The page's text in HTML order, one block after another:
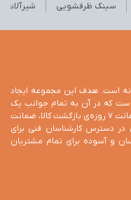
سینک ظرفشویی شیرآلات
است. هدف این مجموعه ایجاد
که در آن به تمام جوانب یک
خرید مطمئن توجه شده باشد. در همین راستا ضمانت 7 روزه‌ی بازگشت کالا، ضمانت
دسترس کارشناسان فنی برای
و آسوده برای تمام مشتریان